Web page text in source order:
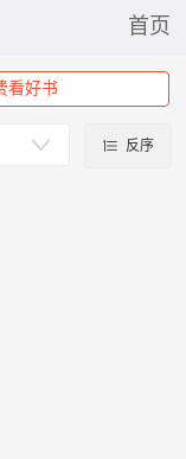
首页
看好书
反序